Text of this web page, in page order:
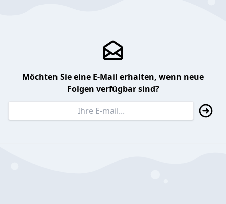
Möchten Sie eine E-Mail erhalten, wenn neue
Folgen verfügbar sind?